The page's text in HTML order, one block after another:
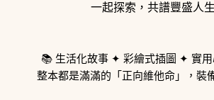
一起探索，共譜豐盛人
📚 生活化故事 ✦ 彩繪式插圖 ✦ 實
整本都是滿滿的「正向維他命」，裝